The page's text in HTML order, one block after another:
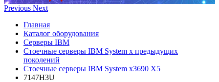
Previous Next
Главная
Каталог оборудования
Серверы IBM
Стоечные серверы IBM System x предыдущих
поколений
Стоечные серверы IBM System x3690 X5
7147H3U